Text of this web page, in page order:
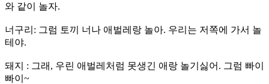
와 같이 놀자.
너구리: 그럼 토끼 너나 애벌레랑 놀아. 우리는 저쪽에 가서 놀
테야.
돼지 : 그래, 우린 애벌레처럼 못생긴 애랑 놀기싫어. 그럼 빠이
빠이~